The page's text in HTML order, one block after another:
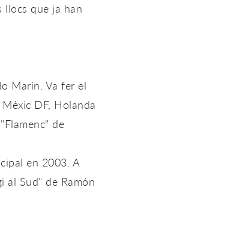
llocs que ja han
Marín. Va fer el
DF, Holanda
de
en 2003. A
al Sud" de Ramón